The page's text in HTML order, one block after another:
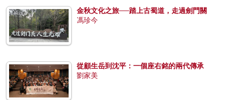
金秋文化之旅──踏上古蜀道，走過劍門關
馮珍今
從顧生岳到沈平：一個座右銘的兩代傳承
劉家美